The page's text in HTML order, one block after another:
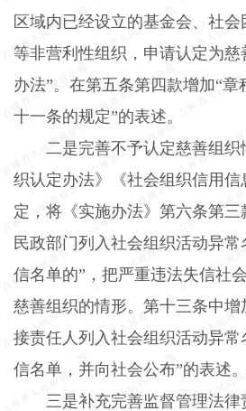
区域内已经设立的基金会、社
等非营利性组织，申请认定为
办法”。在第五条第四款增加“
十一条的规定”的表述。
二是完善不予认定慈善组
织认定办法》《社会组织信用
定，将《实施办法》第六条第三
民政部门列入社会组织活动异
信名单的”，把严重违法失信社
慈善组织的情形。第十三条中增
接责任人列入社会组织活动异
信名单，并向社会公布”的表述。
三是补充完善监督管理法